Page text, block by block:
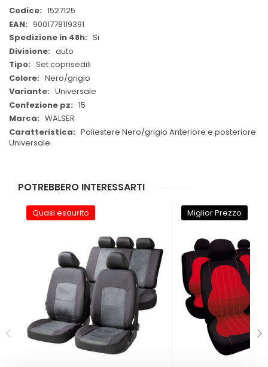
Maggiori
Informazioni
1527125
9001778119391
Si
auto
Set coprisedili
Nero/grigio
Universale
15
WALSER
Poliestere Nero/grigio Anteriore e posteriore
Universale
POTREBBERO INTERESSARTI
Quasi esaurito Miglior Prezzo